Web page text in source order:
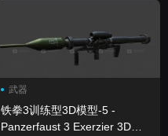
武器
铁拳3训练型3D模型-5 -
Panzerfaust 3 Exerzier 3D